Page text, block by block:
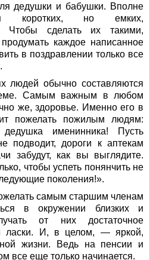
дедушки и бабушки. Вполне
коротких, но емких,
Чтобы сделать их такими,
каждое написанное
в поздравлении только все
людей обычно составляются
Самым важным в любом
же, здоровье. Именно его в
пожелать пожилым людям:
именинника! Пусть
подводит, дороги к аптекам
забудут, как вы выглядите.
чтобы успеть понянчить не
поколения!».
самым старшим членам
в окружении близких и
от них достаточное
ласки. И, в целом, — яркой,
жизни. Ведь на пенсии и
все еще только начинается.